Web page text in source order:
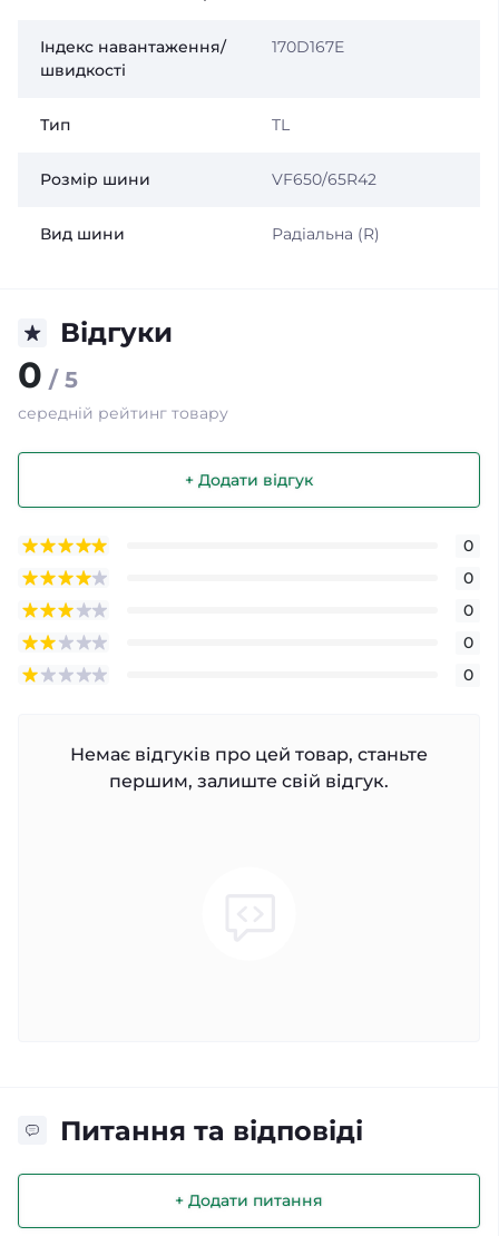
Індекс навантаження/
швидкості
170D167E
Тип TL
Розмір шини VF650/65R42
Вид шини Радіальна (R)
Відгуки
0 / 5
середній рейтинг товару
+ Додати відгук
0
0
0
0
0
Немає відгуків про цей товар, станьте
першим, залиште свій відгук.
Питання та відповіді
+ Додати питання